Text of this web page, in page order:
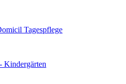
Tagespflege
Kindergärten